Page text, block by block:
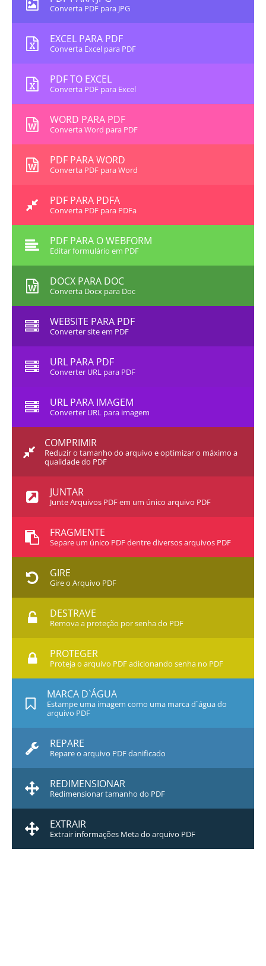
Converta PDF para JPG
EXCEL PARA PDF
Converta Excel para PDF
PDF TO EXCEL
Converta PDF para Excel
WORD PARA PDF
Converta Word para PDF
PDF PARA WORD
Converta PDF para Word
PDF PARA PDFA
Converta PDF para PDFa
PDF PARA O WEBFORM
Editar formulário em PDF
DOCX PARA DOC
Converta Docx para Doc
WEBSITE PARA PDF
Converter site em PDF
URL PARA PDF
Converter URL para PDF
URL PARA IMAGEM
Converter URL para imagem
COMPRIMIR
Reduzir o tamanho do arquivo e optimizar o máximo a
qualidade do PDF
JUNTAR
Junte Arquivos PDF em um único arquivo PDF
FRAGMENTE
Separe um único PDF dentre diversos arquivos PDF
GIRE
Gire o Arquivo PDF
DESTRAVE
Remova a proteção por senha do PDF
PROTEGER
Proteja o arquivo PDF adicionando senha no PDF
MARCA D`ÁGUA
Estampe uma imagem como uma marca d`água do
arquivo PDF
REPARE
Repare o arquivo PDF danificado
REDIMENSIONAR
Redimensionar tamanho do PDF
EXTRAIR
Extrair informações Meta do arquivo PDF